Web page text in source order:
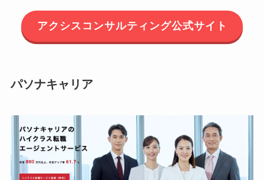
アクシスコンサルティング公式サイト
パソナキャリア